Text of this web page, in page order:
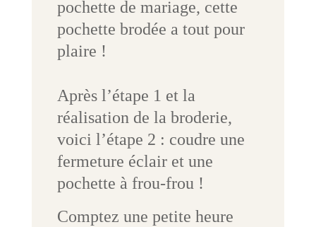
pochette de mariage, cette
pochette brodée a tout pour
plaire !
Après l’étape 1 et la
réalisation de la broderie,
voici l’étape 2 : coudre une
fermeture éclair et une
pochette à frou-frou !
Comptez une petite heure